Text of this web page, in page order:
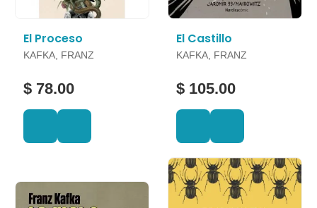
El Proceso
KAFKA, FRANZ
$ 78.00
El Castillo
KAFKA, FRANZ
$ 105.00